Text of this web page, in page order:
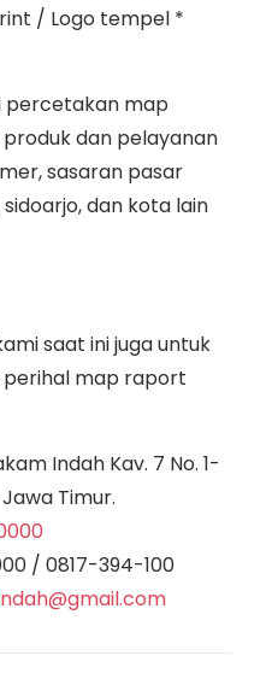
/ Logo tempel *
percetakan map
dan pelayanan
sasaran pasar
dan kota lain
saat ini juga untuk
map raport
Indah Kav. 7 No. 1-
Timur.
/ 0817-394-100